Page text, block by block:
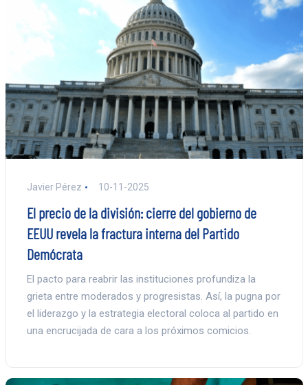
Javier Pérez 10-11-2025
El precio de la división: cierre del gobierno de
EEUU revela la fractura interna del Partido
Demócrata
El pacto para reabrir las instituciones profundiza la
grieta entre moderados y progresistas. Así, la pugna por
el liderazgo y la estrategia electoral coloca al partido en
una encrucijada de cara a los próximos comicios.